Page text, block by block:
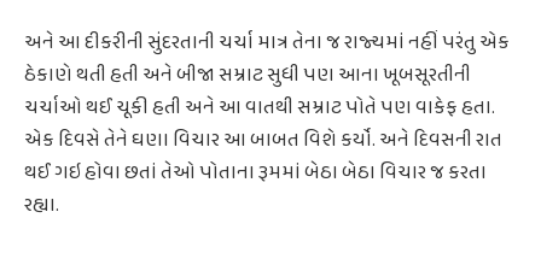
અને આ દીકરીની સુંદરતાની ચર્ચા માત્ર તેના જ રાજ્યમાં નહીં પરંતુ એક
ઠેકાણે થતી હતી અને બીજા સમ્રાટ સુધી પણ આના ખૂબસૂરતીની
ચર્ચાઓ થઈ ચૂકી હતી અને આ વાતથી સમ્રાટ પોતે પણ વાકેફ હતા.
એક દિવસે તેને ઘણા વિચાર આ બાબત વિશે કર્યો. અને દિવસની રાત
થઈ ગઇ હોવા છતાં તેઓ પોતાના રૂમમાં બેઠા બેઠા વિચાર જ કરતા
રહ્યા.